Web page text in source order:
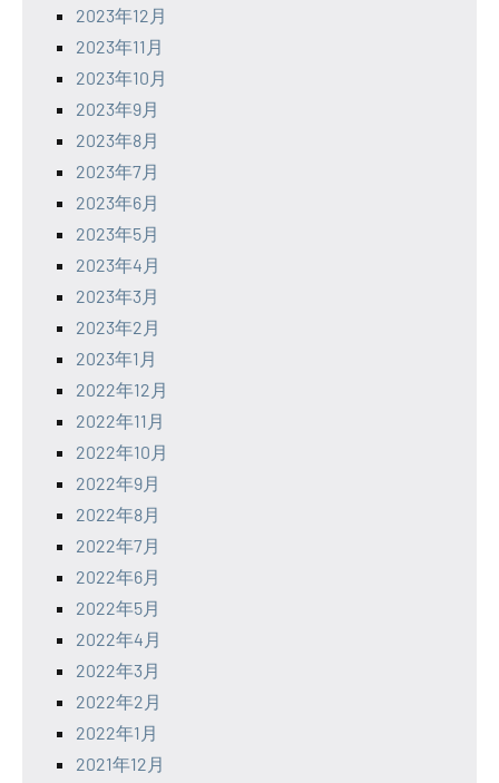
2023年12月
2023年11月
2023年10月
2023年9月
2023年8月
2023年7月
2023年6月
2023年5月
2023年4月
2023年3月
2023年2月
2023年1月
2022年12月
2022年11月
2022年10月
2022年9月
2022年8月
2022年7月
2022年6月
2022年5月
2022年4月
2022年3月
2022年2月
2022年1月
2021年12月